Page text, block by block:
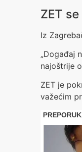
ZET
Iz
„Događaj
najoštrije
ZET je
važećim